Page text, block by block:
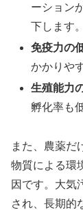
ーション
下します。
免疫力の
かかりや
生殖能力
孵化率も
また、農薬だ
物質による環
因です。大気
され、長期的